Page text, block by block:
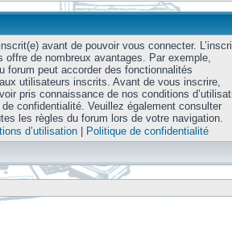
avant de pouvoir vous connecter.
offre de nombreux avantages. Par exemple,
forum peut accorder des fonctionnalités
utilisateurs inscrits. Avant de vous inscrire,
pris connaissance de nos conditions
confidentialité. Veuillez également consulter
les règles du forum lors de votre navigation.
d’utilisation| Politique de confidentialité